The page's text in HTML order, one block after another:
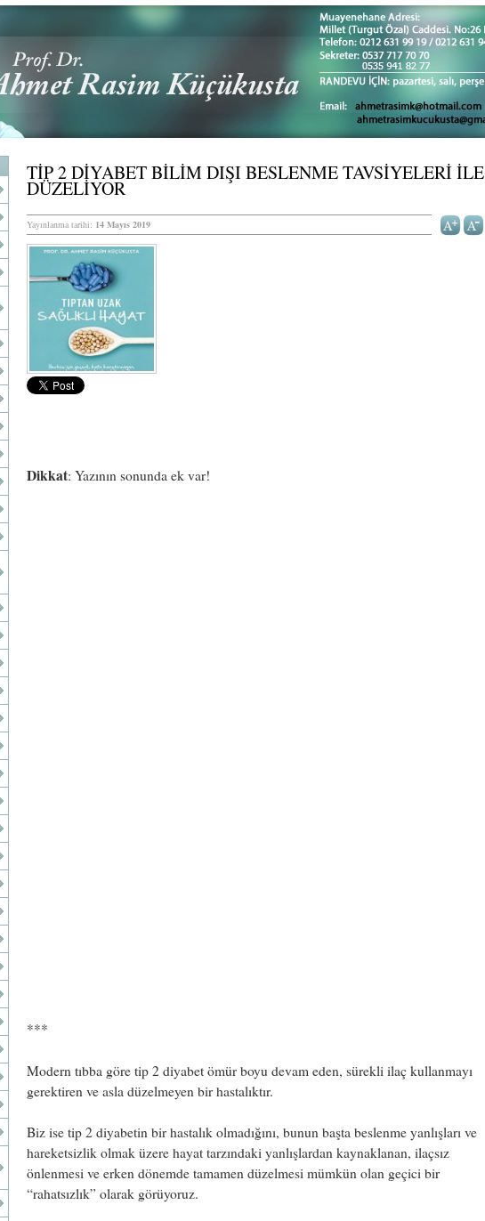
TİP 2 DİYABET BİLİM DIŞI BESLENME TAVSİYELERİ İLE
DÜZELİYOR
Yayınlanma tarihi: 14 Mayıs 2019
Dikkat: Yazının sonunda ek var!
***
Modern tıbba göre tip 2 diyabet ömür boyu devam eden, sürekli ilaç kullanmayı
gerektiren ve asla düzelmeyen bir hastalıktır.
Biz ise tip 2 diyabetin bir hastalık olmadığını, bunun başta beslenme yanlışları ve
hareketsizlik olmak üzere hayat tarzındaki yanlışlardan kaynaklanan, ilaçsız
önlenmesi ve erken dönemde tamamen düzelmesi mümkün olan geçici bir
“rahatsızlık” olarak görüyoruz.